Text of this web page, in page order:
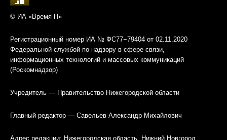
© ИА «Время Н»
Регистрационный номер ИА № ФС77−79404 от 02.11.2020
Федеральной службой по надзору в сфере связи,
информационных технологий и массовых коммуникаций
(Роскомнадзор)
Учредитель — Правительство Нижегородской области
Главный редактор — Савельев Александр Михайлович
Адрес редакции: Нижегородская область, Нижний Новгород,